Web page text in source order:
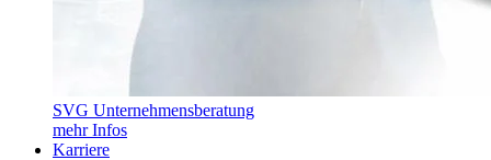
SVG Unternehmensberatung
mehr Infos
Karriere